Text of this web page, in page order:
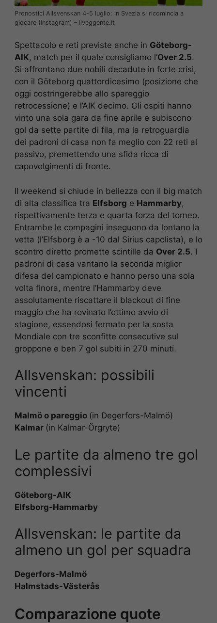
Pronostici Allsvenskan 4-5 luglio: in Svezia si ricomincia a
giocare (Instagram) – Ilveggente.it
Spettacolo e reti previste anche in Göteborg-
AIK, match per il quale consigliamo l’Over 2.5.
Si affrontano due nobili decadute in forte crisi,
con il Göteborg quattordicesimo (posizione che
oggi costringerebbe allo spareggio
retrocessione) e l’AIK decimo. Gli ospiti hanno
vinto una sola gara da fine aprile e subiscono
gol da sette partite di fila, ma la retroguardia
dei padroni di casa non fa meglio con 22 reti al
passivo, premettendo una sfida ricca di
capovolgimenti di fronte.
Il weekend si chiude in bellezza con il big match
di alta classifica tra Elfsborg e Hammarby,
rispettivamente terza e quarta forza del torneo.
Entrambe le compagini inseguono da lontano la
vetta (l’Elfsborg è a -10 dal Sirius capolista), e lo
scontro diretto promette scintille da Over 2.5. I
padroni di casa vantano la seconda miglior
difesa del campionato e hanno perso una sola
volta finora, mentre l’Hammarby deve
assolutamente riscattare il blackout di fine
maggio che ha rovinato l’ottimo avvio di
stagione, essendosi fermato per la sosta
Mondiale con tre sconfitte consecutive sul
groppone e ben 7 gol subiti in 270 minuti.
Allsvenskan: possibili
vincenti
Malmö o pareggio (in Degerfors-Malmö)
Kalmar (in Kalmar-Örgryte)
Le partite da almeno tre gol
complessivi
Göteborg-AIK
Elfsborg-Hammarby
Allsvenskan: le partite da
almeno un gol per squadra
Degerfors-Malmö
Halmstads-Västerås
Comparazione quote